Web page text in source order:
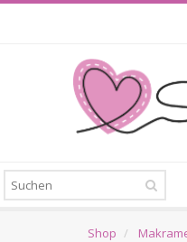
Skip
Shop